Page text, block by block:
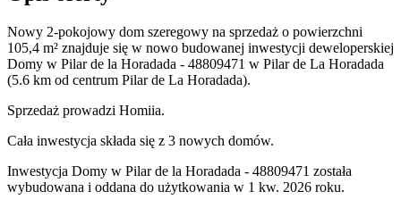
Nowy 2-pokojowy dom szeregowy na sprzedaż o powierzchni
105,4 m² znajduje się w nowo budowanej inwestycji deweloperskiej
Domy w Pilar de la Horadada - 48809471 w Pilar de La Horadada
(5.6 km od centrum Pilar de La Horadada).
Sprzedaż prowadzi Homiia.
Cała inwestycja składa się z 3 nowych domów.
Inwestycja Domy w Pilar de la Horadada - 48809471 została
wybudowana i oddana do użytkowania w 1 kw. 2026 roku.